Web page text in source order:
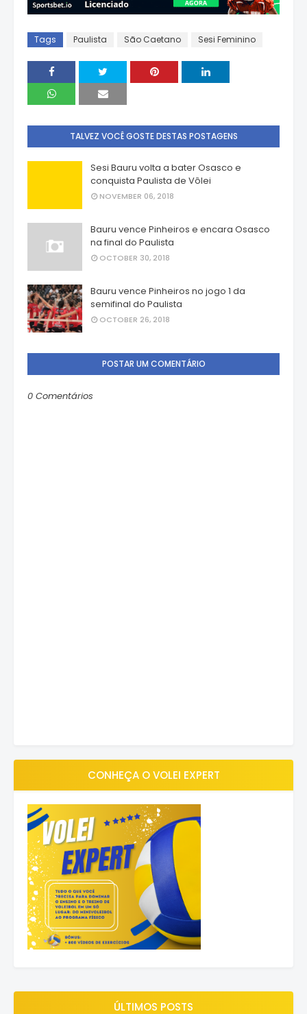
Tags Paulista São Caetano Sesi Feminino
TALVEZ VOCÊ GOSTE DESTAS POSTAGENS
Sesi Bauru volta a bater Osasco e
conquista Paulista de Vôlei
NOVEMBER 06, 2018
Bauru vence Pinheiros e encara Osasco
na final do Paulista
OCTOBER 30, 2018
Bauru vence Pinheiros no jogo 1 da
semifinal do Paulista
OCTOBER 26, 2018
POSTAR UM COMENTÁRIO
0 Comentários
CONHEÇA O VOLEI EXPERT
ÚLTIMOS POSTS